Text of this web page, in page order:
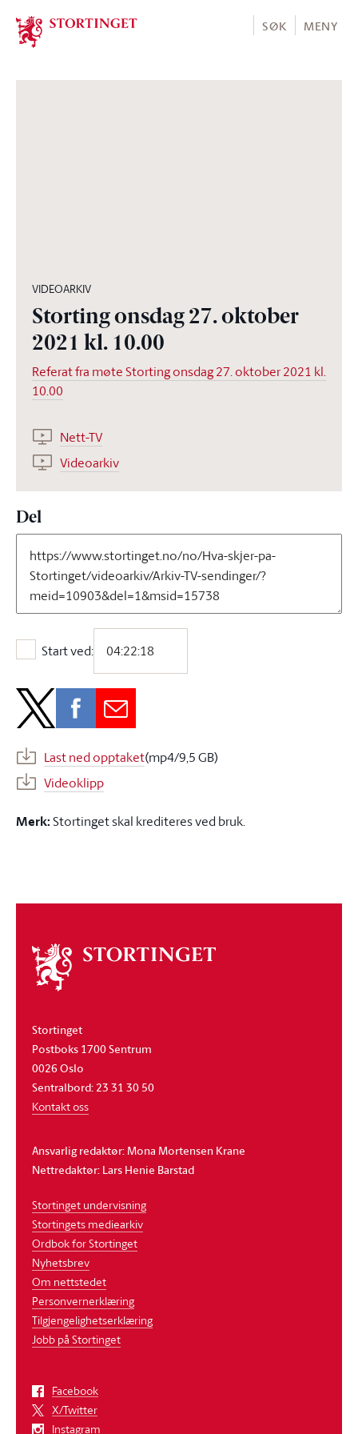
Stortinget.no
SØK MENY
VIDEOARKIV
Storting onsdag 27. oktober
2021 kl. 10.00
Referat fra møte Storting onsdag 27. oktober 2021 kl.
10.00
Nett-TV
Videoarkiv
Del
Start ved:
Start ved:
Last ned opptaket(mp4/9,5 GB)
Videoklipp
Merk:Stortinget skal krediteres ved bruk.
Om
stortinget
Stortinget
Postboks 1700 Sentrum
0026 Oslo
Sentralbord: 23 31 30 50
Kontakt oss
Ansvarlig redaktør: Mona Mortensen Krane
Nettredaktør: Lars Henie Barstad
Stortinget undervisning
Stortingets mediearkiv
Ordbok for Stortinget
Nyhetsbrev
Om nettstedet
Personvernerklæring
Tilgjengelighetserklæring
Jobb på Stortinget
Facebook
X/Twitter
Instagram